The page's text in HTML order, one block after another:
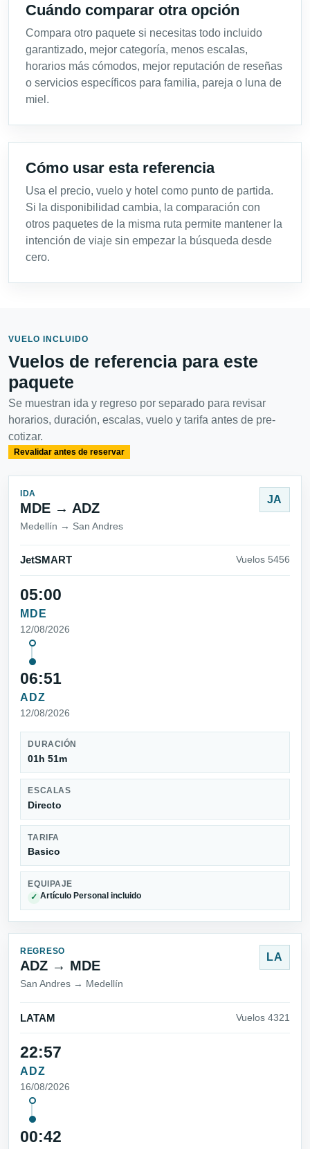
Cuándo comparar otra opción
Compara otro paquete si necesitas todo incluido
garantizado, mejor categoría, menos escalas,
horarios más cómodos, mejor reputación de reseñas
o servicios específicos para familia, pareja o luna de
miel.
Cómo usar esta referencia
Usa el precio, vuelo y hotel como punto de partida.
Si la disponibilidad cambia, la comparación con
otros paquetes de la misma ruta permite mantener la
intención de viaje sin empezar la búsqueda desde
cero.
VUELO INCLUIDO
Vuelos de referencia para este
paquete
Se muestran ida y regreso por separado para revisar
horarios, duración, escalas, vuelo y tarifa antes de pre-
cotizar.
Revalidar antes de reservar
IDA
MDE → ADZ
Medellín → San Andres
JA
JetSMART Vuelos 5456
05:00
MDE
12/08/2026
06:51
ADZ
12/08/2026
DURACIÓN
01h 51m
ESCALAS
Directo
TARIFA
Basico
EQUIPAJE
✓ Artículo Personal incluido
REGRESO
ADZ → MDE
San Andres → Medellín
LA
LATAM Vuelos 4321
22:57
ADZ
16/08/2026
00:42